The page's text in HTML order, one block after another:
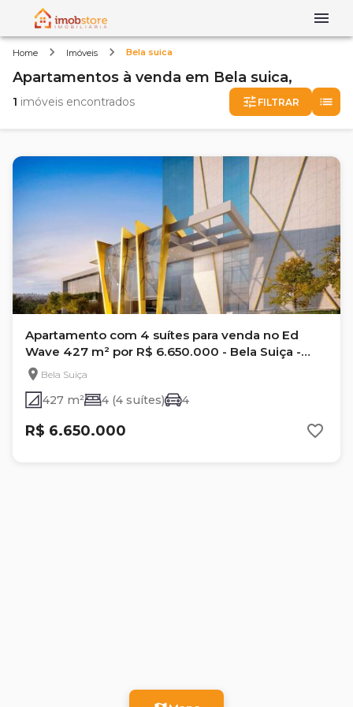
Home Imóveis Bela suica
Apartamentos à venda em Bela suica,
1 imóveis encontrados FILTRAR
Apartamento com 4 suítes para venda no Ed
Wave 427 m² por R$ 6.650.000 - Bela Suiça -
Londrina/PR
Bela Suiça
427 m² 4 (4 suítes) 4
R$ 6.650.000